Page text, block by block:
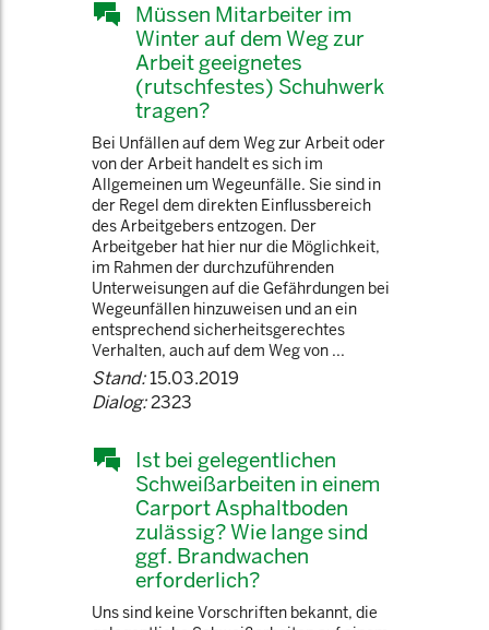
Müssen Mitarbeiter im
Winter auf dem Weg zur
Arbeit geeignetes
(rutschfestes) Schuhwerk
tragen?
Bei Unfällen auf dem Weg zur Arbeit oder
von der Arbeit handelt es sich im
Allgemeinen um Wegeunfälle. Sie sind in
der Regel dem direkten Einflussbereich
des Arbeitgebers entzogen. Der
Arbeitgeber hat hier nur die Möglichkeit,
im Rahmen der durchzuführenden
Unterweisungen auf die Gefährdungen bei
Wegeunfällen hinzuweisen und an ein
entsprechend sicherheitsgerechtes
Verhalten, auch auf dem Weg von ...
Stand:15.03.2019
Dialog:2323
Ist bei gelegentlichen
Schweißarbeiten in einem
Carport Asphaltboden
zulässig? Wie lange sind
ggf. Brandwachen
erforderlich?
Uns sind keine Vorschriften bekannt, die